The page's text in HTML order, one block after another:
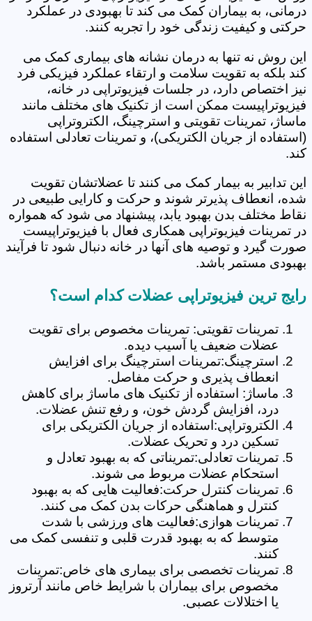
درمانی، به بیماران کمک می کند تا بهبودی در عملکرد
حرکتی و کیفیت زندگی خود را تجربه کنند.
این روش نه تنها به درمان نشانه های بیماری کمک می
کند بلکه به تقویت سلامت و ارتقاء عملکرد فیزیکی فرد
نیز اختصاص دارد، در جلسات فیزیوتراپی در خانه،
فیزیوتراپیست ممکن است از تکنیک های مختلف مانند
ماساژ، تمرینات تقویتی و استرچینگ، الکتروتراپی
(استفاده از جریان الکتریکی)، و تمرینات تعادلی استفاده
کند.
این تدابیر به بیمار کمک می کنند تا عضلاتشان تقویت
شده، انعطاف پذیرتر شوند و حرکت و کارایی طبیعی در
نقاط مختلف بدن بهبود یابد، پیشنهاد می شود که همواره
در تمرینات فیزیوتراپی همکاری فعال با فیزیوتراپیست
صورت گیرد و توصیه های آنها در خانه دنبال شود تا فرآیند
بهبودی مستمر باشد.
رایج ترین فیزیوتراپی عضلات کدام است؟
تمرینات تقویتی: تمرینات مخصوص برای تقویت
عضلات ضعیف یا آسیب دیده.
استرچینگ:تمرینات استرچینگ برای افزایش
انعطاف پذیری و حرکت مفاصل.
ماساژ: استفاده از تکنیک های ماساژ برای کاهش
درد، افزایش گردش خون، و رفع تنش عضلات.
الکتروتراپی:استفاده از جریان الکتریکی برای
تسکین درد و تحریک عضلات.
تمرینات تعادلی:تمریناتی که به بهبود تعادل و
استحکام عضلات مربوط می شوند.
تمرینات کنترل حرکت:فعالیت هایی که به بهبود
کنترل و هماهنگی حرکات بدن کمک می کنند.
تمرینات هوازی:فعالیت های ورزشی با شدت
متوسط که به بهبود قدرت قلبی و تنفسی کمک می
کنند.
تمرینات تخصصی برای بیماری های خاص:تمرینات
مخصوص برای بیماران با شرایط خاص مانند آرتروز
یا اختلالات عصبی.